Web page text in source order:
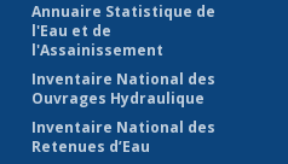
Annuaire Statistique de
l'Eau et de
l'Assainissement
Inventaire National des
Ouvrages Hydraulique
Inventaire National des
Retenues d’Eau